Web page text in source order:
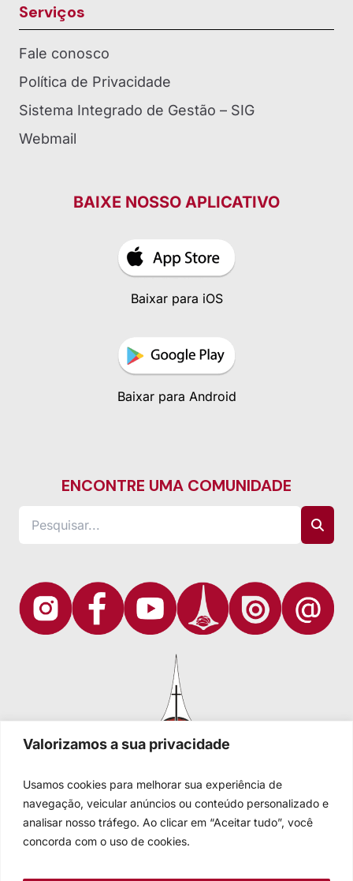
Valorizamos a sua privacidade
Usamos cookies para melhorar sua experiência de
navegação, veicular anúncios ou conteúdo personalizado e
analisar nosso tráfego. Ao clicar em “Aceitar tudo”, você
concorda com o uso de cookies.
Serviços
Fale conosco
Política de Privacidade
Sistema Integrado de Gestão – SIG
Webmail
BAIXE NOSSO APLICATIVO
Baixar para iOS
Baixar para Android
ENCONTRE UMA COMUNIDADE
Igreja Evangélica de Confissão Luterana no Brasil
Sede nacional: Rua Senhor dos Passos, 202/4º andar Centro -